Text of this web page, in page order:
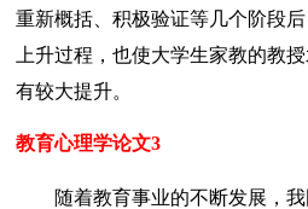
重新概括、积极验证等几个阶段
上升过程，也使大学生家教的教
有较大提升。
教育心理学论文3
随着教育事业的不断发展，我